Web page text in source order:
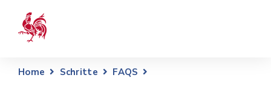
Home Schritte FAQS